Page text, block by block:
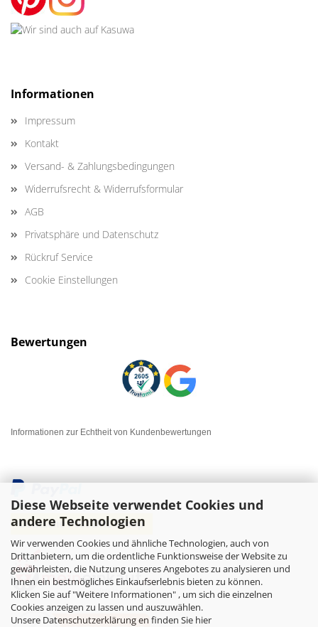
Diese Webseite verwendet Cookies und
andere Technologien
Wir verwenden Cookies und ähnliche Technologien, auch von
Drittanbietern, um die ordentliche Funktionsweise der Website zu
gewährleisten, die Nutzung unseres Angebotes zu analysieren und
Ihnen ein bestmögliches Einkaufserlebnis bieten zu können.
Klicken Sie auf "Weitere Informationen" , um sich die einzelnen
Cookies anzeigen zu lassen und auszuwählen.
Unsere Datenschutzerklärung en finden Sie hier
Informationen
Impressum
Kontakt
Versand- & Zahlungsbedingungen
Widerrufsrecht & Widerrufsformular
AGB
Privatsphäre und Datenschutz
Rückruf Service
Cookie Einstellungen
Bewertungen
Informationen zur Echtheit von Kundenbewertungen